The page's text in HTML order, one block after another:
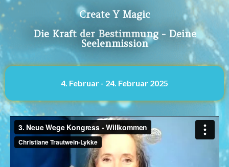
Create Y Magic
Die Kraft der Bestimmung - Deine
Seelenmission
4. Februar - 24. Februar 2025